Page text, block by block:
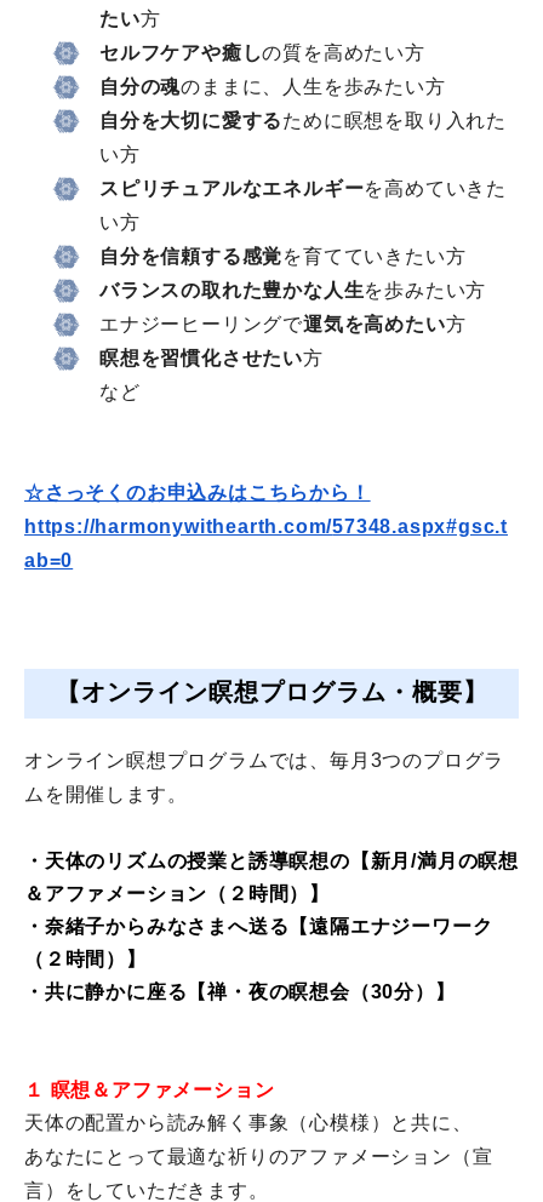
たい方
セルフケアや癒しの質を高めたい方
自分の魂のままに、人生を歩みたい方
自分を大切に愛するために瞑想を取り入れた
い方
スピリチュアルなエネルギーを高めていきた
い方
自分を信頼する感覚を育てていきたい方
バランスの取れた豊かな人生を歩みたい方
エナジーヒーリングで運気を高めたい方
瞑想を習慣化させたい方
など
☆さっそくのお申込みはこちらから！
https://harmonywithearth.com/57348.aspx#gsc.t
ab=0
【オンライン瞑想プログラム・概要】
オンライン瞑想プログラムでは、 毎月3つのプログラ
ムを開催します。
・天体のリズムの授業と誘導瞑想の【新月/満月の瞑想
＆ アファメーション（ ２時間 ）】
・奈緒子からみなさまへ送る【遠隔エナジーワーク
（２時間）】
・共に静かに座る【禅・夜の瞑想会（30分）】
１ 瞑想＆アファメーション
天体の配置から読み解く事象（心模様）と共に、
あなたにとって最適な祈りのアファメーション（宣
言）
をしていただきます。